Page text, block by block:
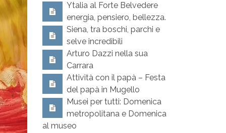
Ytalia al Forte Belvedere
energia, pensiero, bellezza.
Siena, tra boschi, parchi e
selve incredibili
Arturo Dazzi nella sua
Carrara
Attività con il papà – Festa
del papà in Mugello
Musei per tutti: Domenica
metropolitana e Domenica
al museo